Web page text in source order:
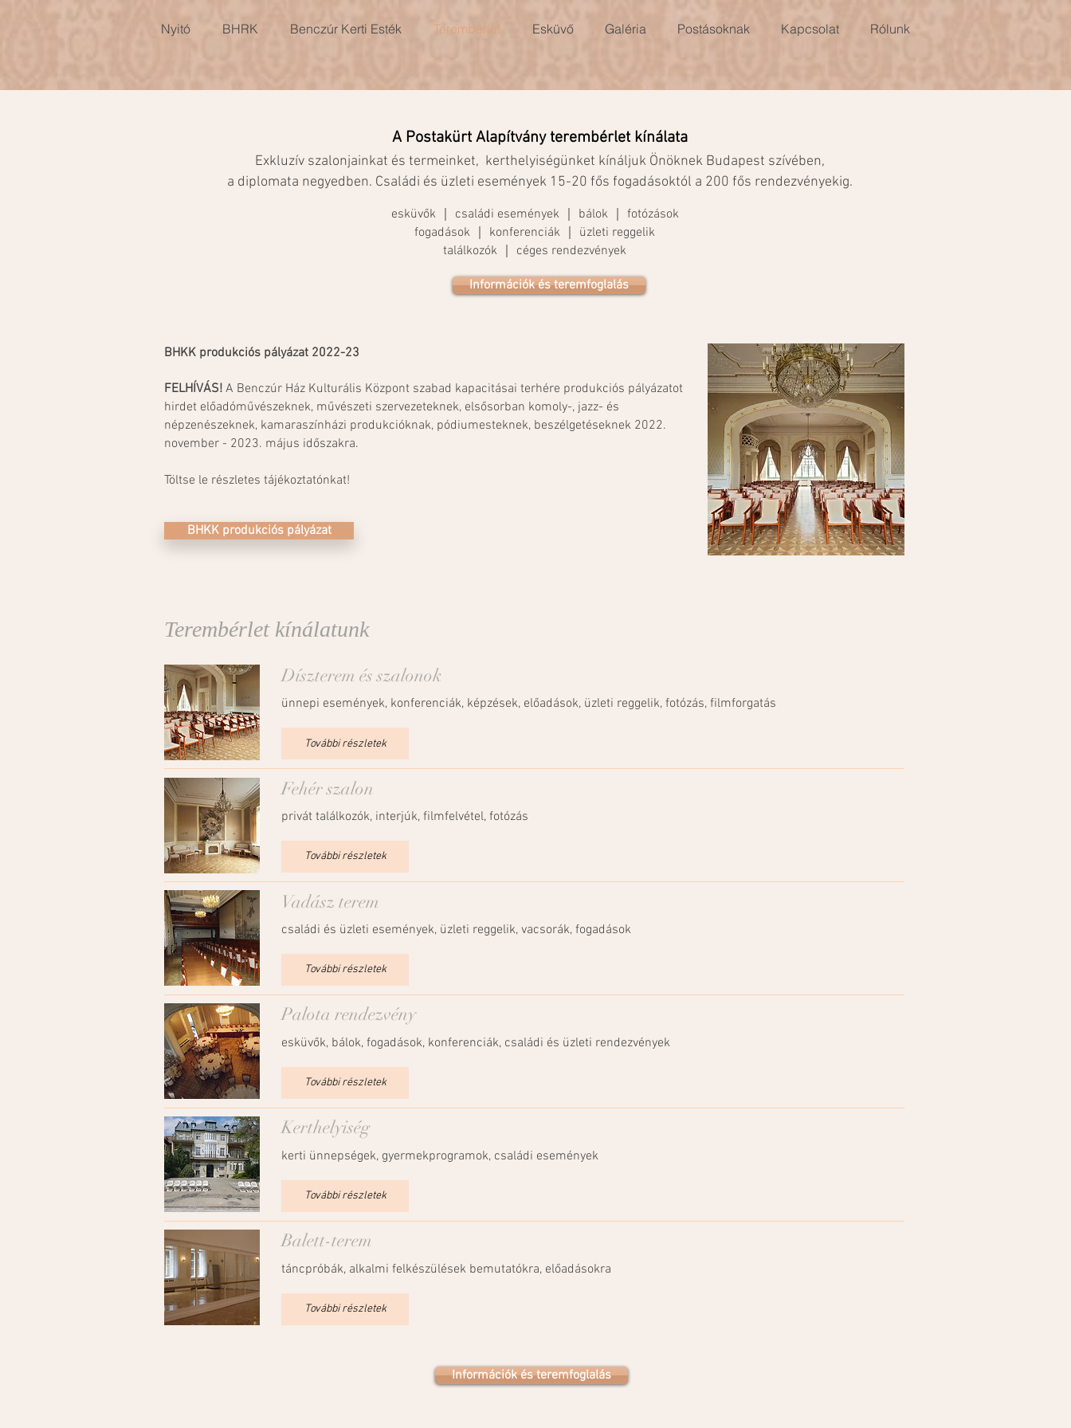
Nyitó BHRK Benczúr Kerti Esték Terembérlet Esküvő Galéria Postásoknak Kapcsolat Rólunk
A Postakürt Alapítványterembérlet kínálata
Exkluzív szalonjainkat és termeinket, kerthelyiségünket kínáljuk Önöknek Budapest szívében,
a diplomata negyedben. Családi és üzleti események 15-20 fős fogadásoktól a 200 fős rendezvényekig.
esküvők ｜ családi események ｜ bálok ｜ fotózások
fogadások ｜ konferenciák ｜ üzleti reggelik
találkozók ｜ céges rendezvények
Információk és teremfoglalás
BHKK produkciós pályázat 2022-23
FELHÍVÁS! A Benczúr Ház Kulturális Központ szabad kapacitásai terhére produkciós pályázatot
hirdet előadóművészeknek, művészeti szervezeteknek, elsősorban komoly-, jazz- és
népzenészeknek, kamaraszínházi produkcióknak, pódiumesteknek, beszélgetéseknek 2022.
november - 2023. május időszakra.
Töltse le részletes tájékoztatónkat!
BHKK produkciós pályázat
Terembérlet kínálatunk
Díszterem és szalonok
ünnepi események, konferenciák, képzések, előadások, üzleti reggelik, fotózás, filmforgatás
További részletek
Fehér szalon
privát találkozók, interjúk, filmfelvétel, fotózás
További részletek
Vadász terem
családi és üzleti események, üzleti reggelik, vacsorák, fogadások
További részletek
Palota rendezvény
esküvők, bálok, fogadások, konferenciák, családi és üzleti rendezvények
További részletek
Kerthelyiség
kerti ünnepségek, gyermekprogramok, családi események
További részletek
Balett-terem
táncpróbák, alkalmi felkészülések bemutatókra, előadásokra
További részletek
Információk és teremfoglalás